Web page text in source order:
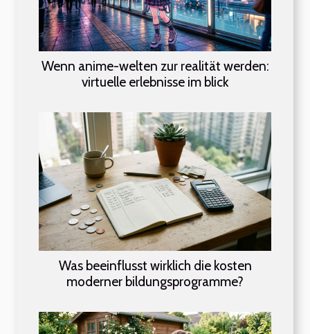
Wenn anime-welten zur realität werden:
virtuelle erlebnisse im blick
Was beeinflusst wirklich die kosten
moderner bildungsprogramme?